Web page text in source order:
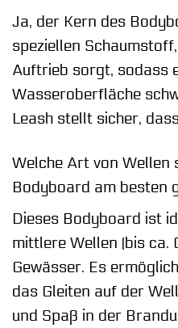
Ja, der Kern des
speziellen
Auftrieb sorgt, sodass
Wasseroberfläche
Leash stellt sicher,
Welche Art von Wellen
Bodyboard am besten
Dieses Bodyboard ist
mittlere Wellen (bis
Gewässer. Es
das Gleiten auf der
und Spaß in der